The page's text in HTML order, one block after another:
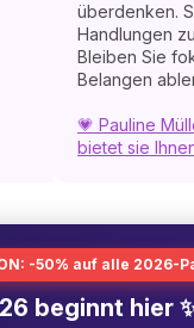
überdenken.
Handlungen
Bleiben Sie
Belangen
💗 Pauline
bietet sie
-50% auf alle 2026-
beginnt hier